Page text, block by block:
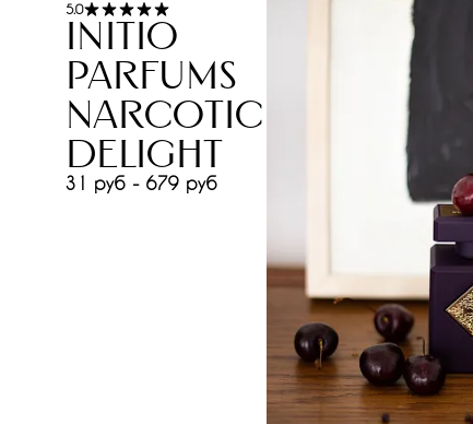
5.0
Initio
Parfums
Narcotic
Delight
31 руб - 679 руб